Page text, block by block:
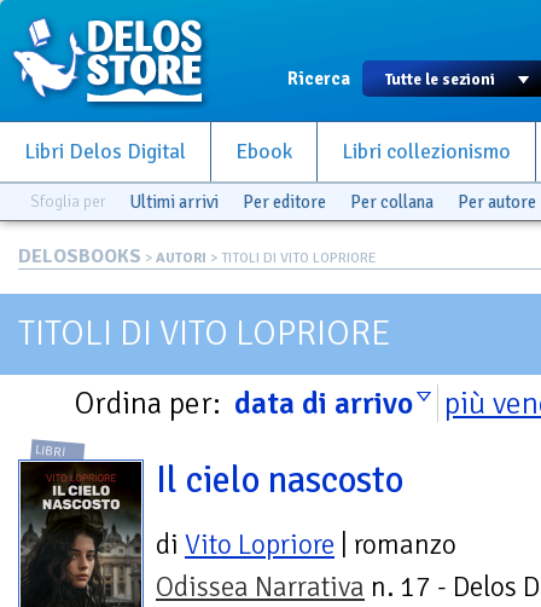
Ricerca
Libri Delos Digital Ebook Libri collezionismo
Sfoglia per Ultimi arrivi Per editore Per collana Per autore
DELOSBOOKS > AUTORI > TITOLI DI VITO LOPRIORE
TITOLI DI VITO LOPRIORE
Ordina per: data di arrivo più
LIBRI
Il cielo nascosto
di Vito Lopriore | romanzo
Odissea Narrativa n. 17 - Delos